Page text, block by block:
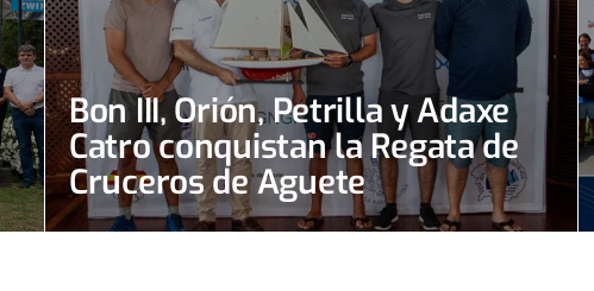
Bon III, Orión, Petrilla y Adaxe
Catro conquistan la Regata de
Cruceros de Aguete